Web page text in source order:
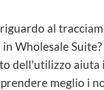
al
Wholesale
dell'utilizzo aiuta
meglio i